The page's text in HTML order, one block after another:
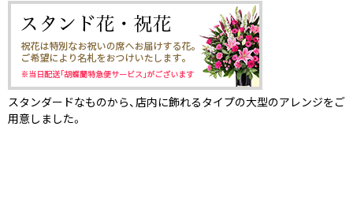
スタンダードなものから、店内に飾れるタイプの大型のアレンジをご
用意しました。